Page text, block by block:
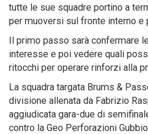
tutte le sue squadre portino a
per muoversi sul fronte interno e
Il primo passo sarà confermare
interesse e poi vedere quali
ritocchi per operare rinforzi alla
La squadra targata Brums &
divisione allenata da Fabrizio
aggiudicata gara-due di
contro la Geo Perforazioni